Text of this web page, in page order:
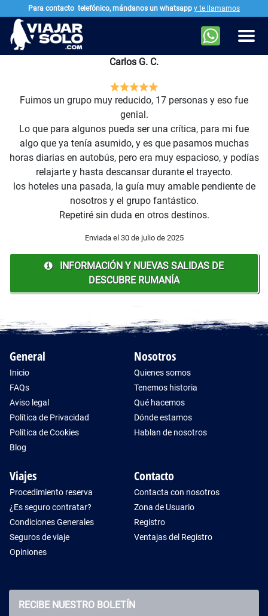
Ir al contenido principal
Carlos G. C.
Fuimos un grupo muy reducido, 17 personas y eso fue
genial.
Lo que para algunos pueda ser una crítica, para mi fue
algo que ya tenía asumido, y es que pasamos muchas
horas diarias en autobús, pero era muy espacioso, y podías
relajarte y hasta descansar durante el trayecto.
los hoteles una pasada, la guía muy amable pendiente de
nosotros y el grupo fantástico.
Repetiré sin duda en otros destinos.
Enviada el 30 de julio de 2025
INFORMACIÓN Y NUEVAS SALIDAS DE
DESCUBRE RUMANÍA
General
Inicio
FAQs
Aviso legal
Política de Privacidad
Política de Cookies
Blog
Nosotros
Quienes somos
Tenemos historia
Qué hacemos
Dónde estamos
Hablan de nosotros
Viajes
Procedimiento reserva
¿Es seguro contratar?
Condiciones Generales
Seguros de viaje
Opiniones
Contacto
Contacta con nosotros
Zona de Usuario
Registro
Ventajas del Registro
RECIBE NUESTRO BOLETÍN
Para contacto telefónico, mándanos un whatsapp y te llamamos